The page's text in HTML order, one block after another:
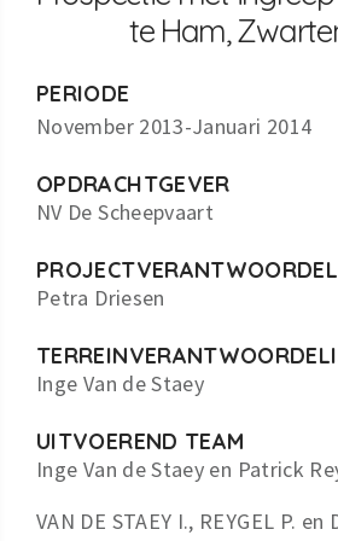
te Ham,
PERIODE
November 2013-Januari 2014
OPDRACHTGEVER
NV De Scheepvaart
Petra Driesen
Inge Van de Staey
UITVOEREND TEAM
Inge Van de Staey en Patrick
VAN DE STAEY I., REYGEL P. en